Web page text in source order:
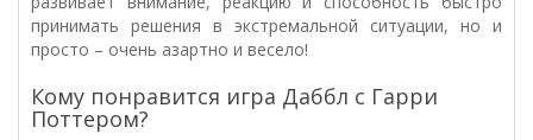
принимать решения в экстремальной ситуации, но и
просто – очень азартно и весело!
Кому понравится игра Даббл с Гарри
Поттером?